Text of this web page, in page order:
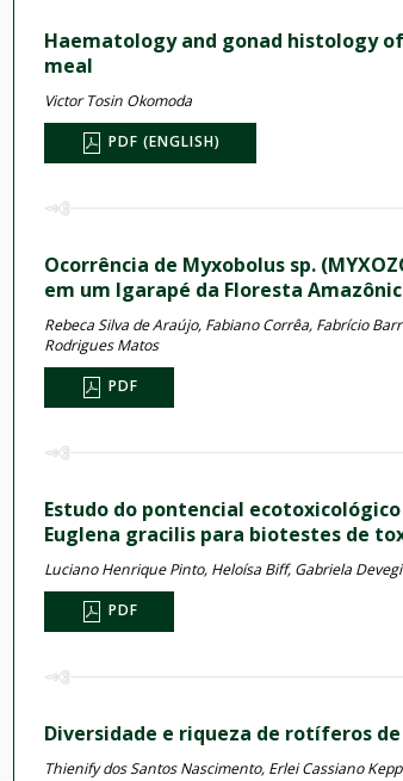
Haematology and gonad histology
meal
Victor Tosin Okomoda
PDF (ENGLISH)
Ocorrência de Myxobolus sp.
em um Igarapé da Floresta
Rebeca Silva de Araújo, Fabiano Corrêa, Fabrício
Rodrigues Matos
PDF
Estudo do pontencial
Euglena gracilis para biotestes de
Luciano Henrique Pinto, Heloísa Biff, Gabriela
PDF
Diversidade e riqueza de rotíferos
Thienify dos Santos Nascimento, Erlei Cassiano